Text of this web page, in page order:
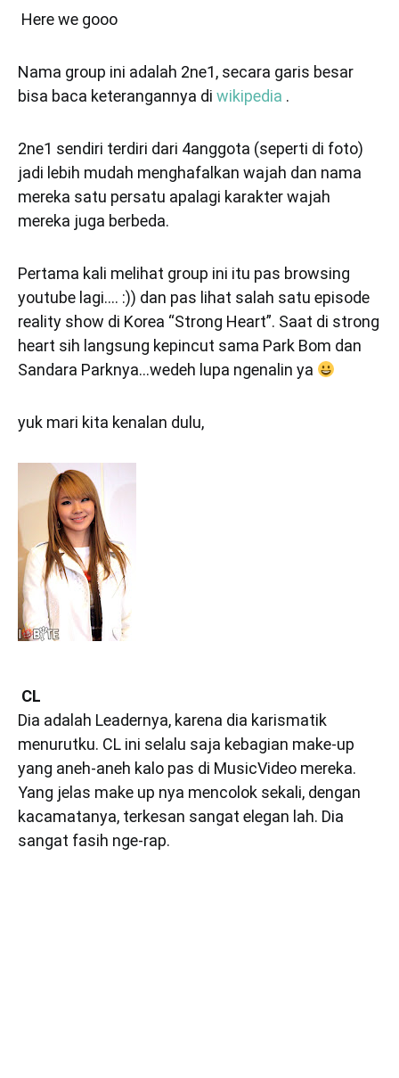
Here we gooo
Nama group ini adalah 2ne1, secara garis besar
bisa baca keterangannya di wikipedia .
2ne1 sendiri terdiri dari 4anggota (seperti di foto)
jadi lebih mudah menghafalkan wajah dan nama
mereka satu persatu apalagi karakter wajah
mereka juga berbeda.
Pertama kali melihat group ini itu pas browsing
youtube lagi…. :)) dan pas lihat salah satu episode
reality show di Korea “Strong Heart”. Saat di strong
heart sih langsung kepincut sama Park Bom dan
Sandara Parknya…wedeh lupa ngenalin ya
yuk mari kita kenalan dulu,
CL
Dia adalah Leadernya, karena dia karismatik
menurutku. CL ini selalu saja kebagian make-up
yang aneh-aneh kalo pas di MusicVideo mereka.
Yang jelas make up nya mencolok sekali, dengan
kacamatanya, terkesan sangat elegan lah. Dia
sangat fasih nge-rap.